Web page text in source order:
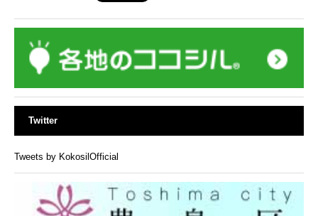
Twitter
Tweets by KokosilOfficial